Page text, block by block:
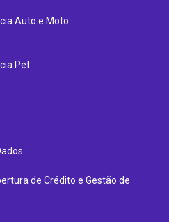
Auto e Moto
Pet
de Crédito e Gestão de